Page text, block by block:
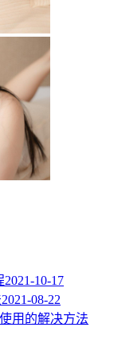
2021-10-17
2021-08-22
用的解决方法